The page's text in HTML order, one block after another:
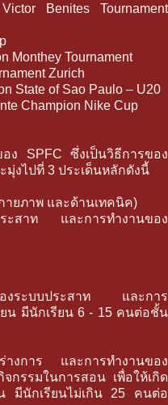
Benites Tournament
Monthey Tournament
Zurich
State of Sao Paulo – U20
Champion Nike Cup
ง SPFC ซึ่งเป็นวิธีการของ
งไปที่ 3 ประเด็นหลักดังนี้
ายภาพ และด้านเทคนิค)
ะสาท และการทำงานของ
องระบบประสาท และการ
น มีนักเรียน 6 - 15 คนต่อชั้น
างการ และการทำงานของ
กรรมในการสอน เพื่อให้เกิด
มีนักเรียนไม่เกิน 25 คนต่อ